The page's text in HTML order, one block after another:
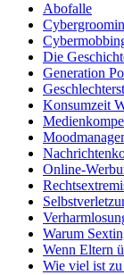
Abofalle
Die
Generation
Konsumzeit
Online-
Warum
Wenn Eltern
Wie viel ist